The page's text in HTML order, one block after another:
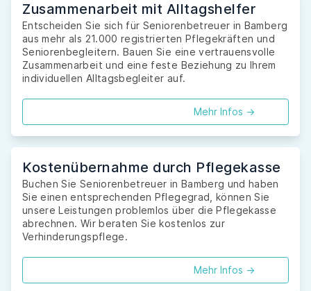
Zusammenarbeit mit Alltagshelfer
Entscheiden Sie sich für Seniorenbetreuer in Bamberg
aus mehr als 21.000 registrierten Pflegekräften und
Seniorenbegleitern. Bauen Sie eine vertrauensvolle
Zusammenarbeit und eine feste Beziehung zu Ihrem
individuellen Alltagsbegleiter auf.
Mehr Infos ->
Kostenübernahme durch Pflegekasse
Buchen Sie Seniorenbetreuer in Bamberg und haben
Sie einen entsprechenden Pflegegrad, können Sie
unsere Leistungen problemlos über die Pflegekasse
abrechnen. Wir beraten Sie kostenlos zur
Verhinderungspflege.
Mehr Infos ->